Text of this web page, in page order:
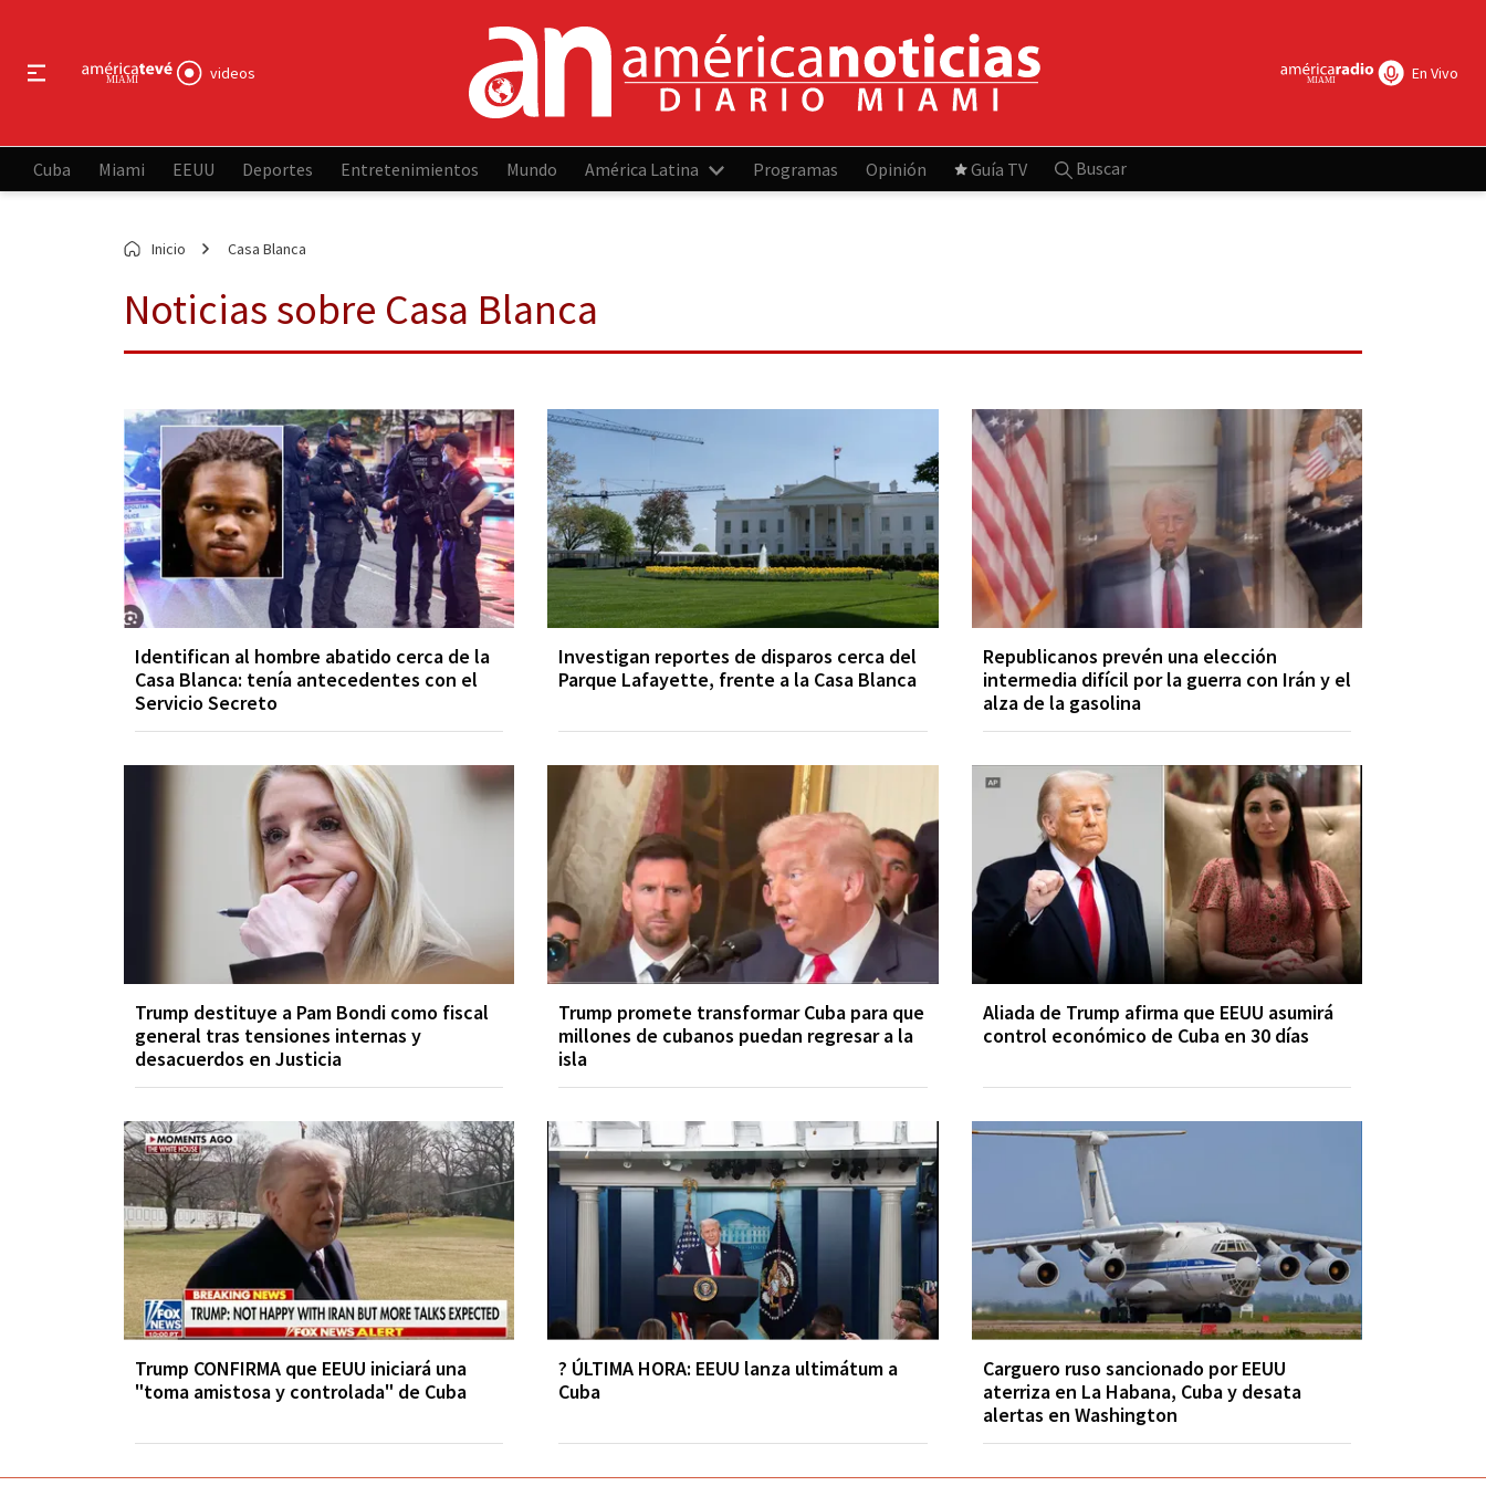
videos En Vivo
Cuba Miami EEUU Deportes Entretenimientos Mundo América Latina Programas Opinión Guía TV Buscar
Inicio Casa Blanca
Noticias sobre Casa Blanca
Identifican al hombre abatido cerca de la
Casa Blanca: tenía antecedentes con el
Servicio Secreto
Investigan reportes de disparos cerca del
Parque Lafayette, frente a la Casa Blanca
Republicanos prevén una elección
intermedia difícil por la guerra con Irán y el
alza de la gasolina
Trump destituye a Pam Bondi como fiscal
general tras tensiones internas y
desacuerdos en Justicia
Trump promete transformar Cuba para que
millones de cubanos puedan regresar a la
isla
Aliada de Trump afirma que EEUU asumirá
control económico de Cuba en 30 días
Trump CONFIRMA que EEUU iniciará una
"toma amistosa y controlada" de Cuba
? ÚLTIMA HORA: EEUU lanza ultimátum a
Cuba
Carguero ruso sancionado por EEUU
aterriza en La Habana, Cuba y desata
alertas en Washington